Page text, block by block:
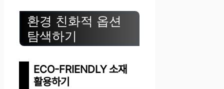
환경 친화적 옵션
탐색하기
ECO-FRIENDLY 소재
활용하기